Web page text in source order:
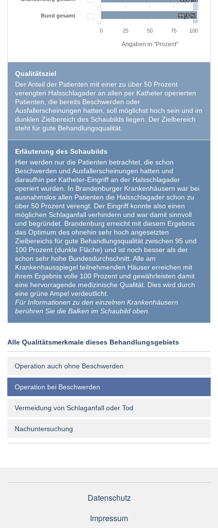
Angaben in "Prozent"
99,3 %
99,3 %
Bund gesamt
0 100
25 50 75
Qualitätsziel
Der Anteil der Patienten mit einer zu über 50 Prozent
verengten Halsschlagader an allen per Katheter operierten
Patienten, die bereits Beschwerden oder
Ausfallerscheinungen hatten, soll möglichst hoch sein und im
dunklen Zielbereich des Schaubilds liegen. Der Zielbereich
steht für gute Behandlungsqualität.
Erläuterung des Schaubilds
Hier werden nur die Patienten betrachtet, die schon
Beschwerden und Ausfallerscheinungen hatten und
daraufhin per Katheter-Eingriff an der Halsschlagader
operiert wurden. In Brandenburger Krankenhäusern war bei
ausnahmslos allen Patienten die Halsschlagader schon zu
über 50 Prozent verengt. Der Eingriff konnte also einen
möglichen Schlaganfall verhindern und war damit sinnvoll
und begründet. Brandenburg erreicht mit diesem Ergebnis
das Optimum des ohnehin sehr hoch angesetzten
Zielbereichs für gute Behandlungsqualität zwischen 95 und
100 Prozent (dunkle Fläche) und ist noch besser als der
schon sehr hohe Bundesdurchschnitt. Alle am
Krankenhausspiegel teilnehmenden Häuser erreichen mit
ihrem Ergebnis volle 100 Prozent und gewährleisten damit
eine hervorragende medizinische Qualität. Dies wird durch
eine grüne Ampel verdeutlicht.
Für Informationen zu den einzelnen Krankenhäusern
berühren Sie die Balken im Schaubild oben.
Alle Qualitätsmerkmale dieses Behandlungsgebiets
Operation auch ohne Beschwerden
Operation bei Beschwerden
Vermeidung von Schlaganfall oder Tod
Nachuntersuchung
Datenschutz
Impressum